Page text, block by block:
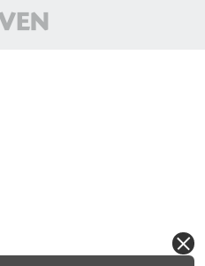
(주)
인